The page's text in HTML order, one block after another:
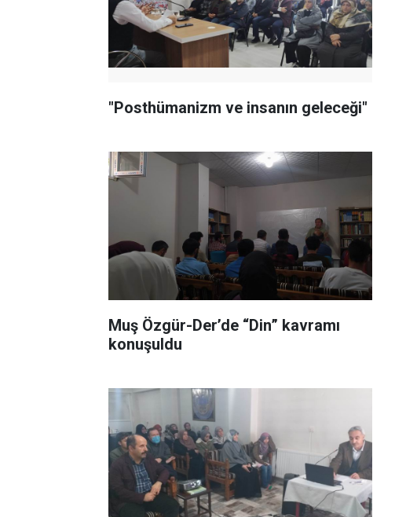
"Posthümanizm ve insanın geleceği"
Muş Özgür-Der’de “Din” kavramı
konuşuldu